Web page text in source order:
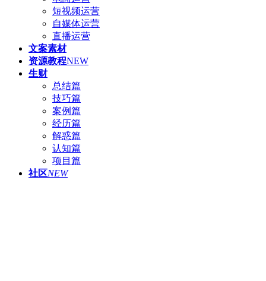
短视频运营
自媒体运营
直播运营
文案素材
资源教程NEW
生财
总结篇
技巧篇
案例篇
经历篇
解惑篇
认知篇
项目篇
社区NEW